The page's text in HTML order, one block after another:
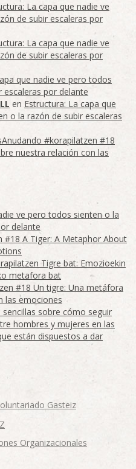
La capa que nadie ve
de subir escaleras por
La capa que nadie ve
de subir escaleras por
que nadie ve pero todos
escaleras por delante
en Estructura: La capa que
o la razón de subir escaleras
#korapilatzen #18
nuestra relación con las
ve pero todos sienten o la
delante
#18 A Tiger: A Metaphor About
Tigre bat: Emozioekin
metafora bat
#18 Un tigre: Una metáfora
las emociones
sobre cómo seguir
hombres y mujeres en las
están dispuestos a dar